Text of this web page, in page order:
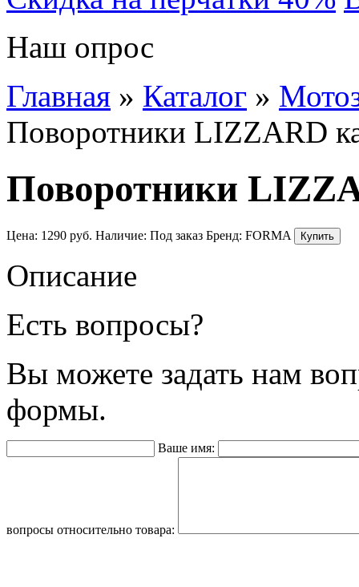
Наш опрос
Главная » Каталог »
Поворотники LIZZARD
Поворотники
Цена: 1290 руб. Наличие: Под заказ Бренд: FORMA
Описание
Есть вопросы?
Вы можете задать нам
формы.
Ваше имя:
вопросы относительно товара: